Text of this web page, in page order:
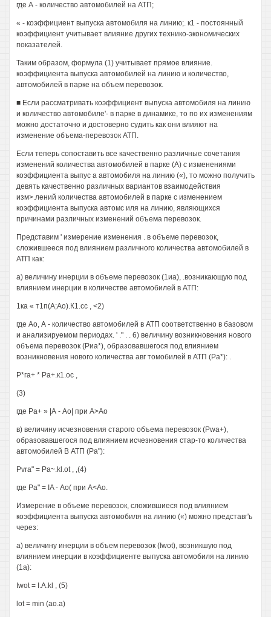
где А - количество автомобилей на АТП;
« - коэффициент выпуска автомобиля на линию;. к1 - постоянный
коэффициент учитывает влияние других технико-экономических
показателей.
Таким образом, формула (1) учитывает прямое влияние.
коэффициента выпуска автомобилей на линию и количество,
автомобилей в парке на объем перевозок.
■ Если рассматривать коэффициент выпуска автомобиля на линию
и количество автомобиле'- в парке в динамике, то по их изменениям
можно достаточно и достоверно судить как они влияют на
изменение объема-перевозок АТП.
Если теперь сопоставить все качественно различные сочетания
изменений количества автомобилей в парке (А) с изменениями
коэффициента выпус а автомобиля на линию («), то можно получить
девять качественно различных вариантов взаимодействия
изм>.лений количества автомобилей в парке с изменением
коэффициента выпуска автомс иля на линию, являющихся
причинами различных изменений объема перевозок.
Представим ' измерение изменения . в объеме перевозок,
сложившееся под влиянием различного количества автомобилей в
АТП как:
а) величину инерции в объеме перевозок (1иа), .возникающую под
влиянием инерции в количестве автомобилей в АТП:
1ка « т1п(А;Ао).К1.сс , <2)
где Ао, А - количество автомобилей в АТП соответственно в базовом
и анализируемом периодах. ' ." . . 6) величину возникновения нового
объема перевозок (Риа*), образовавшегося под влиянием
возникновения нового количества авг томобилей в АТП (Ра*): .
Р*га+ * Ра+.к1.ос ,
(3)
где Ра+ » |А - Ао| при А>Ао
в) величину исчезновения старого объема перевозок (Pwa+),
образовавшегося под влиянием исчезновения стар-то количества
автомобилей В АТП (Ра"):
Pvra" = Pa~.kl.ot , ,(4)
где Ра" = IA - Ао( при А<Ао.
Измерение в объеме перевозок, сложившиеся под влиянием
коэффициента выпуска автомобиля на линию («) можно представг'ь
через:
а) величину инерции в объем перевозок (Iwot), возникшую под
влиянием инерции в коэффициенте выпуска автомобиля на линию
(1а):
Iwot = I.A.kl , (5)
lot = min (ао.а)